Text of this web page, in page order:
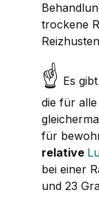
trockene
☝ Es
die für
für
relative
bei einer
und 23